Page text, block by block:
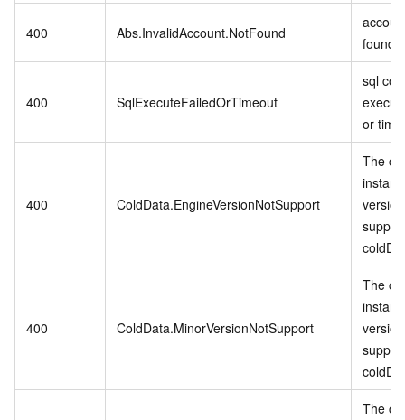
400 Abs.InvalidAccount.NotFound
found.
400 SqlExecuteFailedOrTimeout
sql
or
400 ColdData.EngineVersionNotSupport
The
support
400 ColdData.MinorVersionNotSupport
The
support
The